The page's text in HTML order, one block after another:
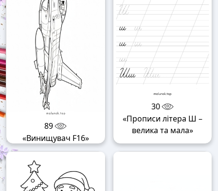
89
«Винищувач F16»
30
«Прописи літера Ш –
велика та мала»